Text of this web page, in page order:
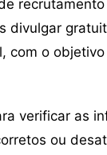
divulgar
com o
verificar as
ou